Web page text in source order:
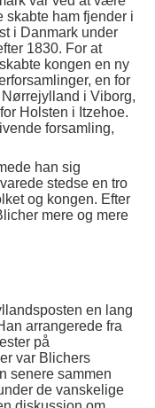
skabte ham fjender i
i Danmark under
1830. For at
kongen en ny
en for
i Viborg,
Holsten i Itzehoe.
forsamling,
han sig
stedse en tro
og kongen. Efter
mere og mere
en lang
arrangerede fra
på
var Blichers
senere sammen
de vanskelige